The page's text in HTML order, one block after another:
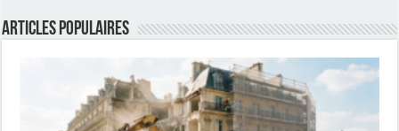
Articles populaires